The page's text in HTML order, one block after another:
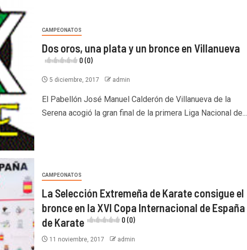
CAMPEONATOS
Dos oros, una plata y un bronce en Villanueva
0 (0)
5 diciembre, 2017 admin
El Pabellón José Manuel Calderón de Villanueva de la
Serena acogió la gran final de la primera Liga Nacional de...
CAMPEONATOS
La Selección Extremeña de Karate consigue el
bronce en la XVI Copa Internacional de España
de Karate
0 (0)
11 noviembre, 2017 admin